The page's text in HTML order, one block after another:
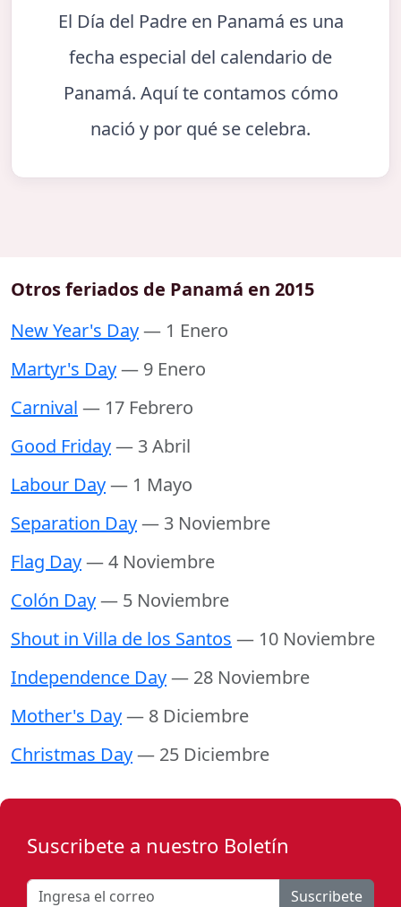
El Día del Padre en Panamá es una
fecha especial del calendario de
Panamá. Aquí te contamos cómo
nació y por qué se celebra.
Otros feriados de Panamá en 2015
New Year's Day— 1 Enero
Martyr's Day— 9 Enero
Carnival — 17 Febrero
Good Friday— 3 Abril
Labour Day— 1 Mayo
Separation Day— 3 Noviembre
Flag Day— 4 Noviembre
Colón Day— 5 Noviembre
Shout in Villa de los Santos — 10 Noviembre
Independence Day— 28 Noviembre
Mother's Day— 8 Diciembre
Christmas Day— 25 Diciembre
Suscribete a nuestro Boletín
Suscribete